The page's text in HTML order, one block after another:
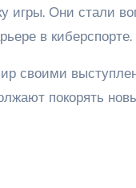
игры. Они стали
в киберспорте.
своими
покорять